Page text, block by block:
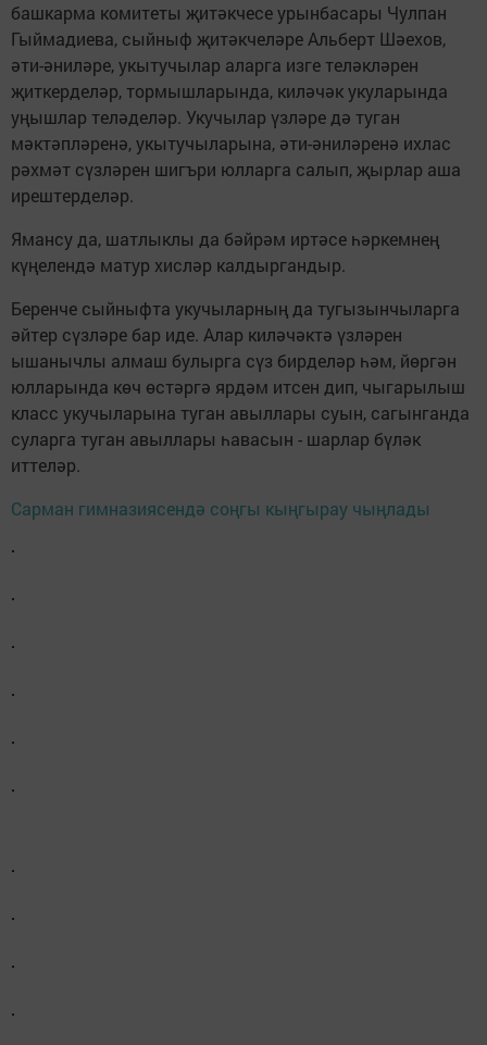
башкарма комитеты җитәкчесе урынбасары Чулпан
Гыймадиева, сыйныф җитәкчеләре Альберт Шәехов,
әти-әниләре, укытучылар аларга изге теләкләрен
җиткерделәр, тормышларында, киләчәк укуларында
уңышлар теләделәр. Укучылар үзләре дә туган
мәктәпләренә, укытучыларына, әти-әниләренә ихлас
рәхмәт сүзләрен шигъри юлларга салып, җырлар аша
ирештерделәр.
Ямансу да, шатлыклы да бәйрәм иртәсе һәркемнең
күңелендә матур хисләр калдыргандыр.
Беренче сыйныфта укучыларның да тугызынчыларга
әйтер сүзләре бар иде. Алар киләчәктә үзләрен
ышанычлы алмаш булырга сүз бирделәр һәм, йөргән
юлларында көч өстәргә ярдәм итсен дип, чыгарылыш
класс укучыларына туган авыллары суын, сагынганда
суларга туган авыллары һавасын - шарлар бүләк
иттеләр.
Сарман гимназиясендә соңгы кыңгырау чыңлады